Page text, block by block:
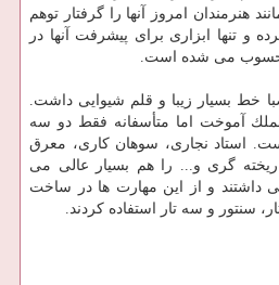
هنرمندان امروز آنها را گرفتار توهم
و تنها ابزاری برای پیشرفت آنها در
می شده است.
خط بسیار زیبا و قلم شیوایی داشت.
آموخت اما متأسفانه فقط دو سه
استاد نجاری، سوهان كاری، معرق
گری و... را هم بسیار عالی می
داشتند و از این مهارت ها در ساخت
سنتور و سه تار استفاده كردند.